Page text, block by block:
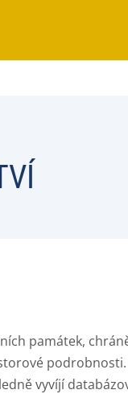
památek,
vyvíjí